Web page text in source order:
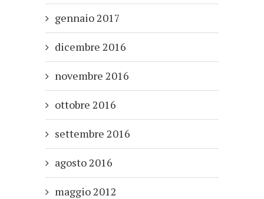
gennaio 2017
dicembre 2016
novembre 2016
ottobre 2016
settembre 2016
agosto 2016
maggio 2012